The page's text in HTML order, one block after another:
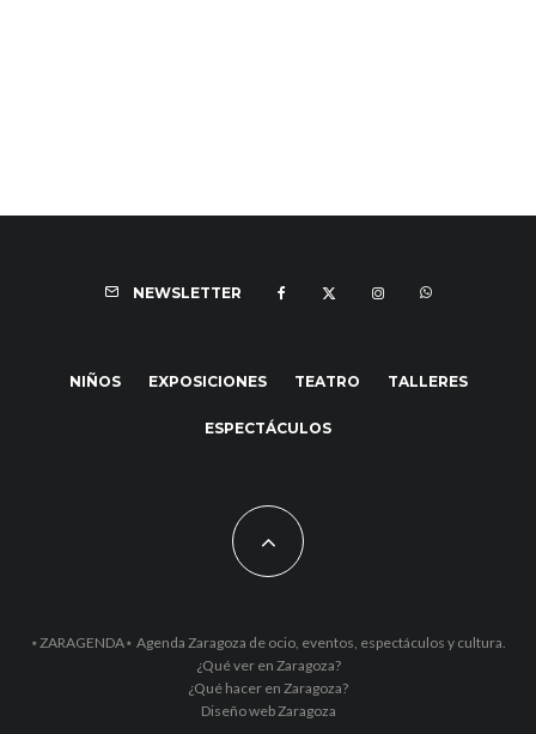
NEWSLETTER
NIÑOS EXPOSICIONES TEATRO TALLERES
ESPECTÁCULOS
⋆ZARAGENDA⋆ Agenda Zaragoza de ocio, eventos, espectáculos y cultura.
¿Qué ver en Zaragoza?
¿Qué hacer en Zaragoza?
Diseño web Zaragoza